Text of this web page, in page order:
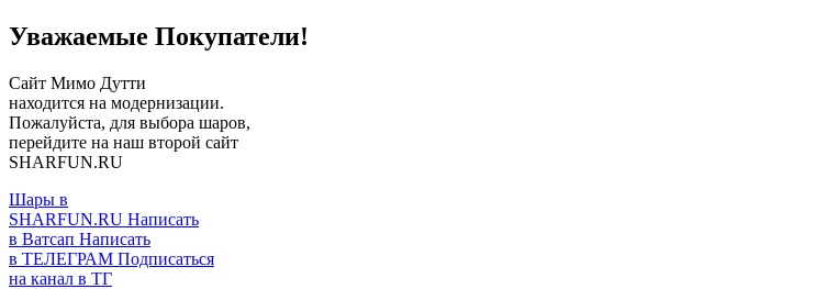
Уважаемые Покупатели!
Сайт Мимо Дутти
находится на модернизации.
Пожалуйста, для выбора шаров,
перейдите на наш второй сайт
SHARFUN.RU
Шары в
SHARFUN.RU Написать
в Ватсап Написать
в ТЕЛЕГРАМ Подписаться
на канал в ТГ